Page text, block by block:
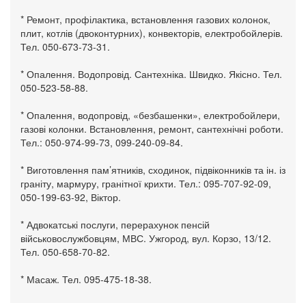
* Ремонт, профілактика, встановлення газових колонок,
плит, котлів (двоконтурних), конвекторів, електробойлерів.
Тел. 050-673-73-31.
* Опалення. Водопровід. Сантехніка. Швидко. Якісно. Тел.
050-523-58-88.
* Опалення, водопровід, «безбашенки», електробойлери,
газові колонки. Встановлення, ремонт, сантехнічні роботи.
Тел.: 050-974-99-73, 099-240-09-84.
* Виготовлення пам’ятників, сходинок, підвіконників та ін. із
граніту, мармуру, гранітної крихти. Тел.: 095-707-92-09,
050-199-63-92, Віктор.
* Адвокатські послуги, перерахунок пенсій
військовослужбовцям, МВС. Ужгород, вул. Корзо, 13/12.
Тел. 050-658-70-82.
* Масаж. Тел. 095-475-18-38.